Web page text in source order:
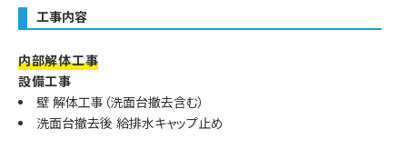
工事内容
内部解体工事
設備工事
壁 解体工事（洗面台撤去含む）
洗面台撤去後 給排水キャップ止め